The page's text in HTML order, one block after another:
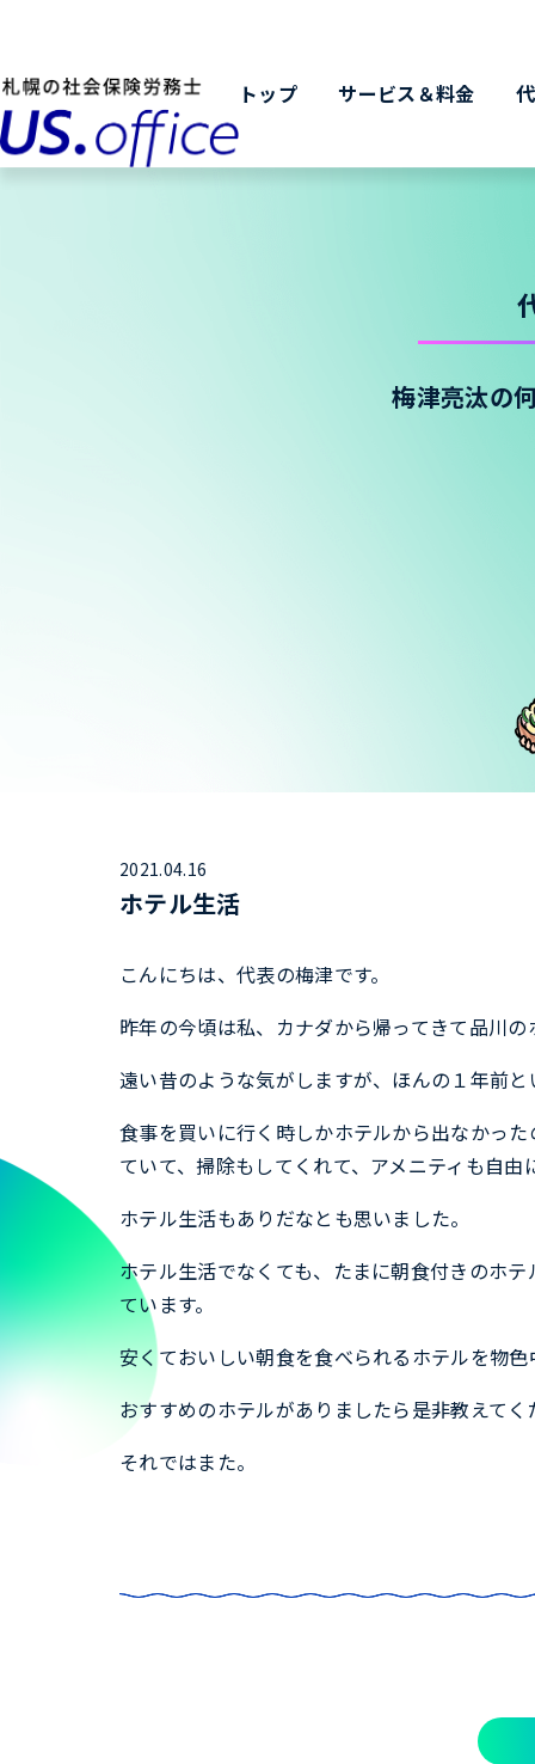
トップ サービス＆料金
梅津亮汰の
2021.04.16
ホテル生活
こんにちは、代表の梅津です。
昨年の今頃は私、カナダから帰ってきて品川
遠い昔のような気がしますが、ほんの１年前
食事を買いに行く時しかホテルから出なかっ
ていて、掃除もしてくれて、アメニティも自
ホテル生活もありだなとも思いました。
ホテル生活でなくても、たまに朝食付きのホ
ています。
安くておいしい朝食を食べられるホテルを物色
おすすめのホテルがありましたら是非教えてく
それではまた。